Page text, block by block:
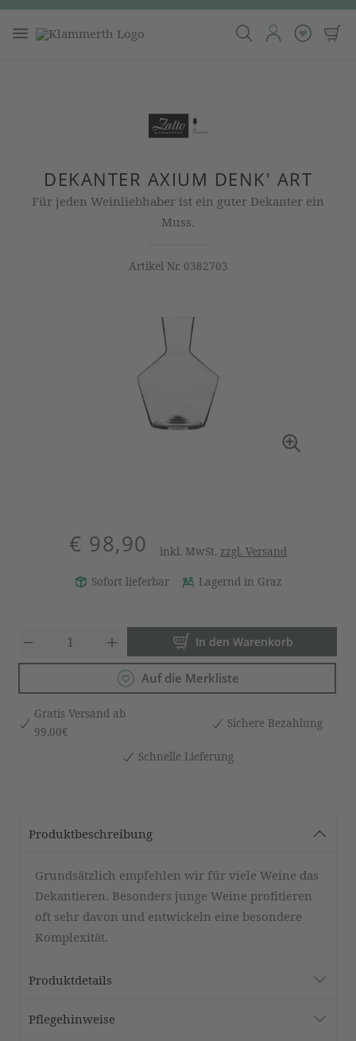
DEKANTER AXIUM DENK' ART
Für jeden Weinliebhaber ist ein guter Dekanter ein
Muss.
Artikel Nr. 0382703
€ 98,90 inkl. MwSt. zzgl. Versand
Sofort lieferbar Lagernd in Graz
Produkt Anzahl: Gib den
In den Warenkorb
Auf die Merkliste
Gratis Versand ab
99,00€
Sichere Bezahlung
Schnelle Lieferung
Produktbeschreibung
Grundsätzlich empfehlen wir für viele Weine das
Dekantieren. Besonders junge Weine profitieren
oft sehr davon und entwickeln eine besondere
Komplexität.
Produktdetails
Pflegehinweise